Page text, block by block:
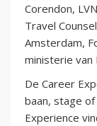
Corendon,
Travel
Amsterdam,
ministerie van
De Career
baan, stage
Experience